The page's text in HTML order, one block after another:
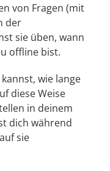
von Fragen (mit
der
sie üben, wann
offline bist.
wie lange
diese Weise
in deinem
dich während
sie